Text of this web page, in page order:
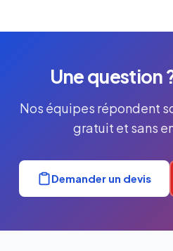
Une question
Nos équipes répondent
gratuit et sans
Demander un devis